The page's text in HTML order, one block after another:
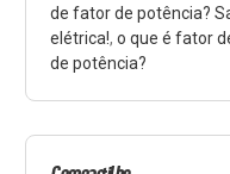
de fator de potência?
elétrica!, o que é fator
de potência?